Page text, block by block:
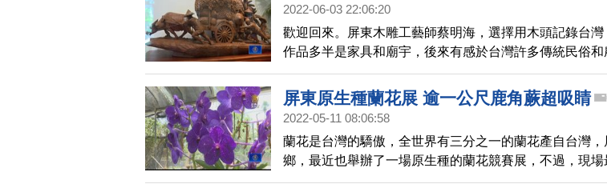
2022-06-03 22:06:20
歡迎回來。屏東木雕工藝師蔡明海，選擇用木頭記錄台灣
作品多半是家具和廟宇，後來有感於台灣許多傳統民俗和
情景，逐漸消失，因而轉型創作了一系列的懷舊鄉土作
一起去看看。
屏東原生種蘭花展 逾一公尺鹿角蕨超吸睛
2022-05-11 08:06:58
蘭花是台灣的驕傲，全世界有三分之一的蘭花產自台灣，
鄉，最近也舉辦了一場原生種的蘭花競賽展，不過，現場
卻是長度超過一公尺的巨型鹿角蕨，透過鏡頭來看看。